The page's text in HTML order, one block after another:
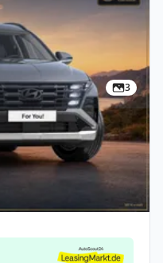
3
Trend & Matrix-